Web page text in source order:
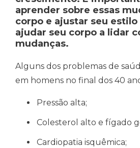
aprender sobre essas
corpo e ajustar seu estilo
ajudar seu corpo a lidar
mudanças.
Alguns dos problemas de
em homens no final dos 40
Pressão alta;
Colesterol alto e fígado
Cardiopatia isquêmica;